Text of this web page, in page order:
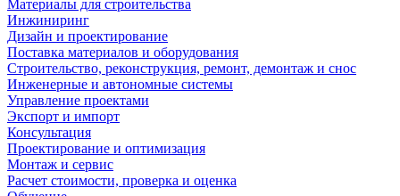
Материалы для строительства
Инжиниринг
Дизайн и проектирование
Поставка материалов и оборудования
Строительство, реконструкция, ремонт, демонтаж и снос
Инженерные и автономные системы
Управление проектами
Экспорт и импорт
Консультация
Проектирование и оптимизация
Монтаж и сервис
Расчет стоимости, проверка и оценка